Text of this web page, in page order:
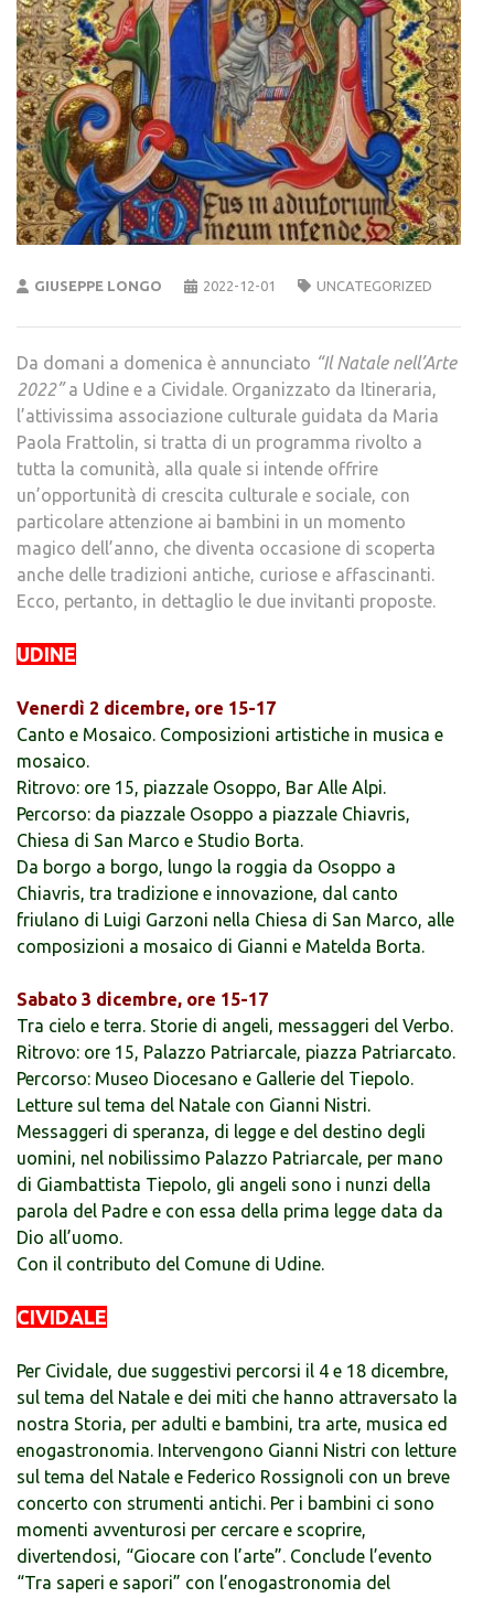
GIUSEPPE LONGO 2022-12-01 UNCATEGORIZED
Da domani a domenica è annunciato “Il Natale nell’Arte
2022”a Udine e a Cividale. Organizzato da Itineraria,
l’attivissima associazione culturale guidata da Maria
Paola Frattolin, si tratta di un programma rivolto a
tutta la comunità, alla quale si intende offrire
un’opportunità di crescita culturale e sociale, con
particolare attenzione ai bambini in un momento
magico dell’anno, che diventa occasione di scoperta
anche delle tradizioni antiche, curiose e affascinanti.
Ecco, pertanto, in dettaglio le due invitanti proposte.
UDINE
Venerdì 2 dicembre, ore 15-17
Canto e Mosaico. Composizioni artistiche in musica e
mosaico.
Ritrovo: ore 15, piazzale Osoppo, Bar Alle Alpi.
Percorso: da piazzale Osoppo a piazzale Chiavris,
Chiesa di San Marco e Studio Borta.
Da borgo a borgo, lungo la roggia da Osoppo a
Chiavris, tra tradizione e innovazione, dal canto
friulano di Luigi Garzoni nella Chiesa di San Marco, alle
composizioni a mosaico di Gianni e Matelda Borta.
Sabato 3 dicembre, ore 15-17
Tra cielo e terra. Storie di angeli, messaggeri del Verbo.
Ritrovo: ore 15, Palazzo Patriarcale, piazza Patriarcato.
Percorso: Museo Diocesano e Gallerie del Tiepolo.
Letture sul tema del Natale con Gianni Nistri.
Messaggeri di speranza, di legge e del destino degli
uomini, nel nobilissimo Palazzo Patriarcale, per mano
di Giambattista Tiepolo, gli angeli sono i nunzi della
parola del Padre e con essa della prima legge data da
Dio all’uomo.
Con il contributo del Comune di Udine.
CIVIDALE
Per Cividale, due suggestivi percorsi il 4 e 18 dicembre,
sul tema del Natale e dei miti che hanno attraversato la
nostra Storia, per adulti e bambini, tra arte, musica ed
enogastronomia. Intervengono Gianni Nistri con letture
sul tema del Natale e Federico Rossignoli con un breve
concerto con strumenti antichi. Per i bambini ci sono
momenti avventurosi per cercare e scoprire,
divertendosi, “Giocare con l’arte”. Conclude l’evento
“Tra saperi e sapori” con l’enogastronomia del